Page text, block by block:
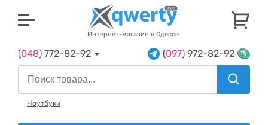
Интернет-магазин в Одессе
(048) 772-82-92 (097) 972-82-92
Ноутбуки